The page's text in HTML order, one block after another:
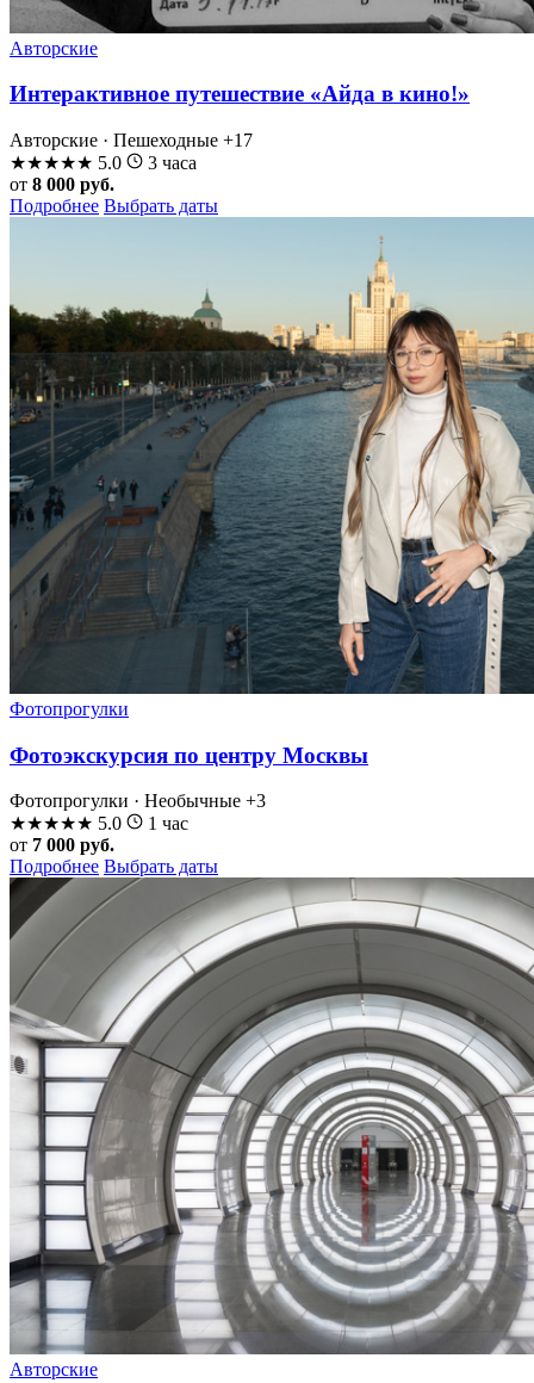
Авторские
Интерактивное путешествие «Айда в кино!»
Авторские · Пешеходные +17
★★★★★ 5.0
3 часа
от 8 000 руб.
Подробнее Выбрать даты
Фотопрогулки
Фотоэкскурсия по центру Москвы
Фотопрогулки · Необычные +3
★★★★★ 5.0
1 час
от 7 000 руб.
Подробнее Выбрать даты
Авторские